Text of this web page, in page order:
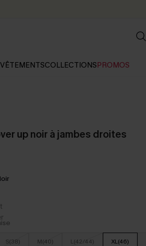
VÊTEMENTSCOLLECTIONSPROMOS
up noir à jambes droites
S(38) M(40) L(42/44) XL(46)